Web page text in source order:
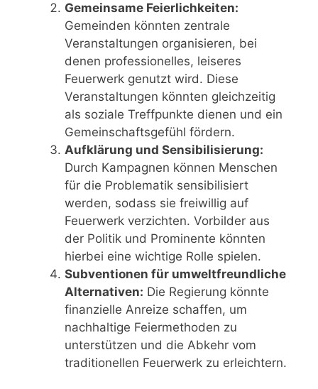
Gemeinsame Feierlichkeiten:
Gemeinden könnten zentrale
Veranstaltungen organisieren, bei
denen professionelles, leiseres
Feuerwerk genutzt wird. Diese
Veranstaltungen könnten gleichzeitig
als soziale Treffpunkte dienen und ein
Gemeinschaftsgefühl fördern.
Aufklärung und Sensibilisierung:
Durch Kampagnen können Menschen
für die Problematik sensibilisiert
werden, sodass sie freiwillig auf
Feuerwerk verzichten. Vorbilder aus
der Politik und Prominente könnten
hierbei eine wichtige Rolle spielen.
Subventionen für umweltfreundliche
Alternativen: Die Regierung könnte
finanzielle Anreize schaffen, um
nachhaltige Feiermethoden zu
unterstützen und die Abkehr vom
traditionellen Feuerwerk zu erleichtern.